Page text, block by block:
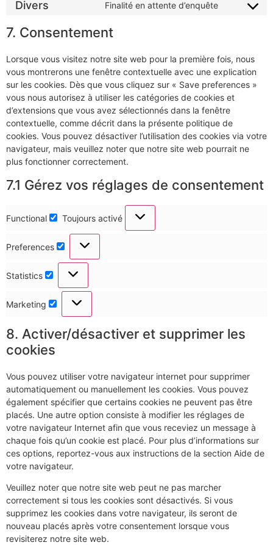
Divers Finalité en attente d’enquête
7. Consentement
Lorsque vous visitez notre site web pour la première fois, nous
vous montrerons une fenêtre contextuelle avec une explication
sur les cookies. Dès que vous cliquez sur « Save preferences »
vous nous autorisez à utiliser les catégories de cookies et
d’extensions que vous avez sélectionnés dans la fenêtre
contextuelle, comme décrit dans la présente politique de
cookies. Vous pouvez désactiver l’utilisation des cookies via votre
navigateur, mais veuillez noter que notre site web pourrait ne
plus fonctionner correctement.
7.1 Gérez vos réglages de consentement
Functional Toujours activé
Preferences
Statistics
Marketing
8. Activer/désactiver et supprimer les
cookies
Vous pouvez utiliser votre navigateur internet pour supprimer
automatiquement ou manuellement les cookies. Vous pouvez
également spécifier que certains cookies ne peuvent pas être
placés. Une autre option consiste à modifier les réglages de
votre navigateur Internet afin que vous receviez un message à
chaque fois qu’un cookie est placé. Pour plus d’informations sur
ces options, reportez-vous aux instructions de la section Aide de
votre navigateur.
Veuillez noter que notre site web peut ne pas marcher
correctement si tous les cookies sont désactivés. Si vous
supprimez les cookies dans votre navigateur, ils seront de
nouveau placés après votre consentement lorsque vous
revisiterez notre site web.